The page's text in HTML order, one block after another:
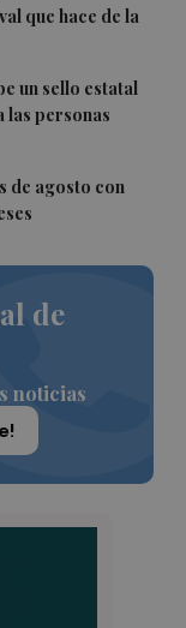
que hace de la
un sello estatal
las personas
de agosto con
de
noticias